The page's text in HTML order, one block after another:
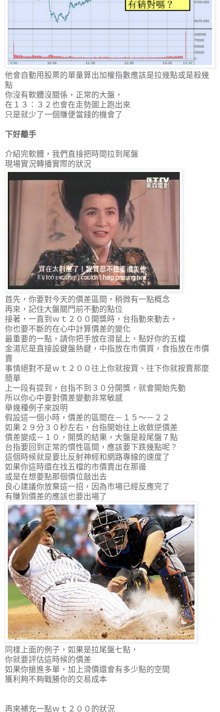
他會自動用股票的單量算出加權指數應該是拉幾點或是殺幾
點
你沒有軟體沒關係，正常的大盤，
在１３：３２也會在走勢圖上跑出來
只是就少了一個賺便當錢的機會了
下好離手
介紹完軟體，我們直接把時間拉到尾盤
現場實況轉播實際的狀況
首先，你要對今天的價差區間，稍微有一點概念
再來，記住大盤關門前不動的點位
接著，一直到ｗｔ２００開獎時，台指動來動去，
你也要不斷的在心中計算價差的變化
最重要的一點，請你把手放在滑鼠上，點好你的五檔
金湯尼是直接設鍵盤熱鍵，中指放在市價買，食指放在市價
賣
事情絕對不是ｗｔ２００往上你就按買、往下你就按賣那麼
簡單
上一段有提到，台指不到３０分開獎，就會開始先動
所以你心中要對價差變動非常敏感
舉幾種例子來說明
假設這一個小時，價差的區間在－１５～－２２
如果２９分３０秒左右，台指開始往上收斂逆價差
價差變成－１０，開獎的結果，大盤是殺尾盤７點
台指要回到正常的慣性區間，應該要下跌幾點呢？
這個時候就是要比反射神經和網路專線的速度了
如果你這時還在找五檔的市價賣出在那邊
或是在想要點那個價位敲出去
良心建議你放棄這一招，因為市場已經反應完了
有賺到價差的應該也要出場了
同樣上面的例子，如果是拉尾盤七點，
你就要評估這時候的價差
如果你搶進多單，加上滑價還會有多少點的空間
獲利夠不夠戰勝你的交易成本
再來補充一點ｗｔ２００的狀況